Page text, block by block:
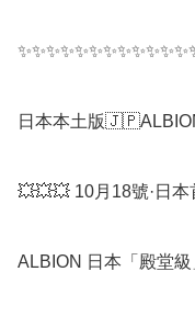
日本本土版
💥💥💥 10月18號·日
ALBION 日本「殿堂